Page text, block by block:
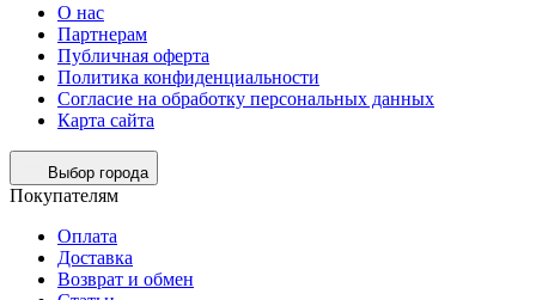
О нас
Партнерам
Публичная оферта
Политика конфиденциальности
Согласие на обработку персональных данных
Карта сайта
Выбор города
Покупателям
Оплата
Доставка
Возврат и обмен